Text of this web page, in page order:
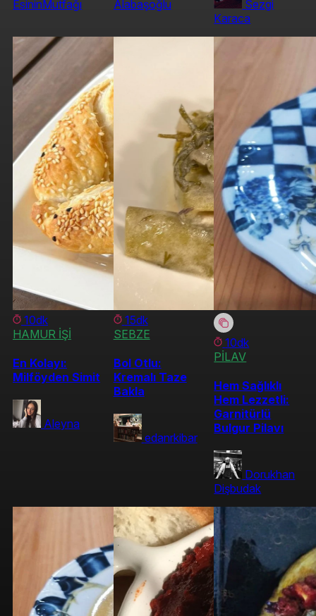
EsininMutfağı
Alabaşoğlu
Sezgi
Karaca
10dk
HAMUR İŞİ
En Kolayı:
Milföyden Simit
Aleyna
15dk
SEBZE
Bol Otlu:
Kremalı Taze
Bakla
edanrkibar
10dk
PİLAV
Hem Sağlıklı
Hem Lezzetli:
Garnitürlü
Bulgur Pilavı
Dorukhan
Dişbudak